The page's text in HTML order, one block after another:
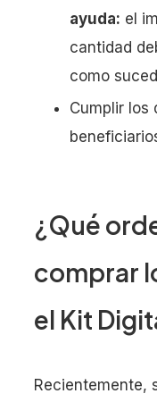
ayuda: el
cantidad
como
Cumplir los
¿Qué
comprar
el Kit
Recientemente,